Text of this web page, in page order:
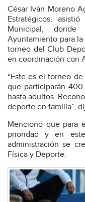
César Iván Moreno
Estratégicos,
Municipal,
Ayuntamiento para
torneo del Club
en coordinación con
“Este es el torneo
que participarán
hasta adultos.
deporte en familia”,
Mencionó que para
prioridad y en
administración se
Física y Deporte.